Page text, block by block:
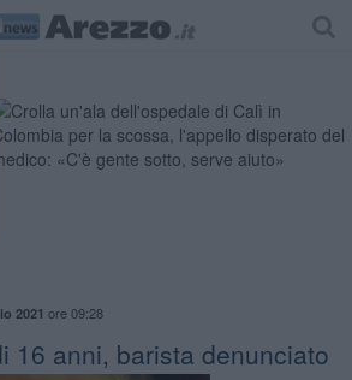
2021 ore 09:28
16 anni, barista denunciato